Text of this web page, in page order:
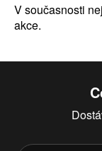
V současnosti
akce.